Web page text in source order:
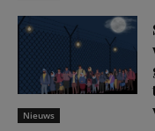
Nieuws